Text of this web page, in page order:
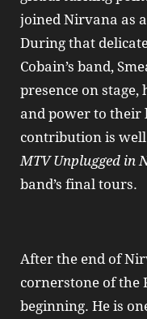
joined Nirvana as
During that
Cobain’s band,
presence on
and power to their
contribution is
MTV Unplugged in
band’s final tours.
After the end of
cornerstone of the
beginning. He is